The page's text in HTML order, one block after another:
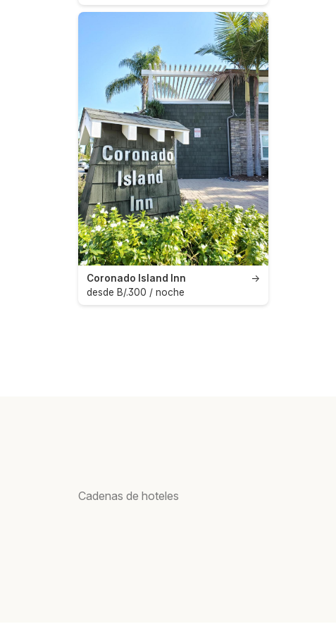
→
Coronado Island Inn
desde B/.300 / noche
Cadenas de hoteles